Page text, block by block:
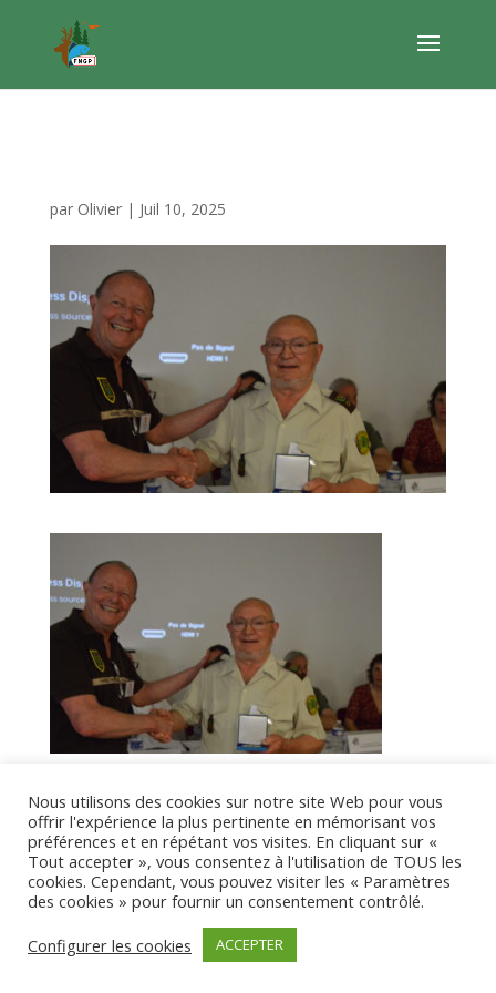
par Olivier| Juil 10, 2025
Commentaires récents
Nous utilisons des cookies sur notre site Web pour vous
offrir l'expérience la plus pertinente en mémorisant vos
préférences et en répétant vos visites. En cliquant sur «
Tout accepter », vous consentez à l'utilisation de TOUS les
cookies. Cependant, vous pouvez visiter les « Paramètres
des cookies » pour fournir un consentement contrôlé.
Configurer les cookies
ACCEPTER